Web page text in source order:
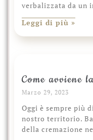
verbalizzata da un
Leggi di più »
Come avviene
Marzo 29, 2023
Oggi è sempre più
nostro territorio.
della cremazione